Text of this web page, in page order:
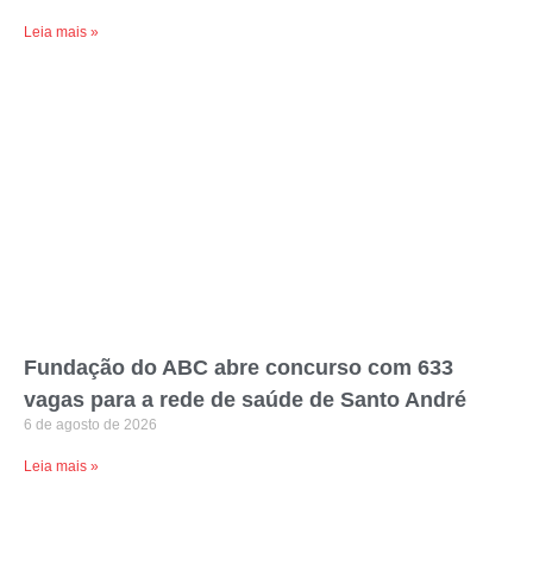
Leia mais »
Fundação do ABC abre concurso com 633
vagas para a rede de saúde de Santo André
6 de agosto de 2026
Leia mais »